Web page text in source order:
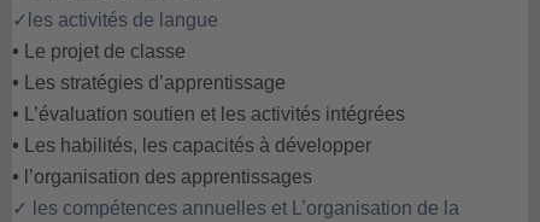
✓ les activités de langue
• Le projet de classe
• Les stratégies d’apprentissage
• L’évaluation soutien et les activités intégrées
• Les habilités, les capacités à développer
• l’organisation des apprentissages
✓
les compétences annuelles et L’organisation de la